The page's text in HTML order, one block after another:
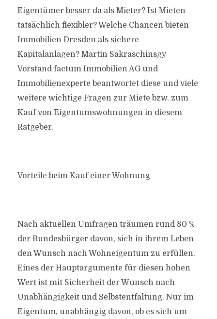
Eigentümer besser da als Mieter? Ist Mieten
tatsächlich flexibler? Welche Chancen bieten
Immobilien Dresden als sichere
Kapitalanlagen? Martin Sakraschinsgy
Vorstand factum Immobilien AG und
Immobilienexperte beantwortet diese und viele
weitere wichtige Fragen zur Miete bzw. zum
Kauf von Eigentumswohnungen in diesem
Ratgeber.
Vorteile beim Kauf einer Wohnung
Nach aktuellen Umfragen träumen rund 80 %
der Bundesbürger davon, sich in ihrem Leben
den Wunsch nach Wohneigentum zu erfüllen.
Eines der Hauptargumente für diesen hohen
Wert ist mit Sicherheit der Wunsch nach
Unabhängigkeit und Selbstentfaltung. Nur im
Eigentum, unabhängig davon, ob es sich um